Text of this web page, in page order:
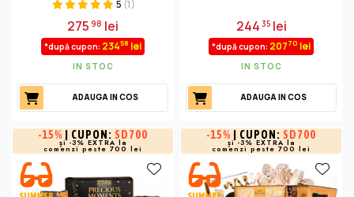
5 (1)
27598 lei
*după cupon: 23458 lei
IN STOC
ADAUGA IN COS
244 35lei
*după cupon: 20770 lei
IN STOC
ADAUGA IN COS
-15% | CUPON: SD700
și -3% EXTRA la
comenzi peste 700 lei
-15% | CUPON: SD700
și -3% EXTRA la
comenzi peste 700 lei